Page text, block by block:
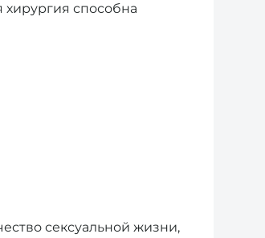
способна
сексуальной жизни,